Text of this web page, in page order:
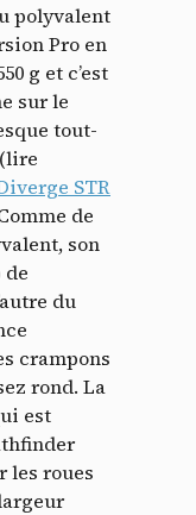
polyvalent
Pro en
g et c’est
sur le
tout-
STR
de
son
de
du
crampons
rond. La
est
les roues